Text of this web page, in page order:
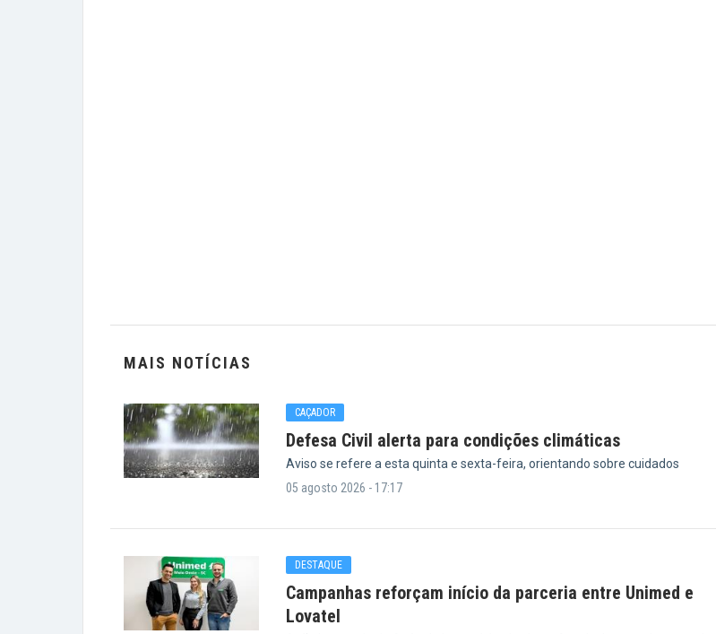
MAIS NOTÍCIAS
CAÇADOR
Defesa Civil alerta para condições climáticas
Aviso se refere a esta quinta e sexta-feira, orientando sobre cuidados
05 agosto 2026 - 17:17
DESTAQUE
Campanhas reforçam início da parceria entre Unimed e
Lovatel